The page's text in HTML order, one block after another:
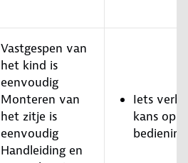
Vastgespen van
het kind is
eenvoudig
Monteren van
het zitje is
eenvoudig
Handleiding en
Iets
kans op